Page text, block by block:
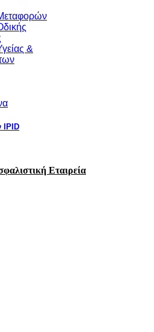
&
IPID
Εταιρεία